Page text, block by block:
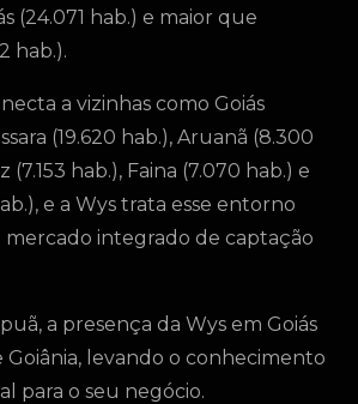
(24.071 hab.) e maior que
hab.).
a vizinhas como Goiás
(19.620 hab.), Aruanã (8.300
(7.153 hab.), Faina (7.070 hab.) e
e a Wys trata esse entorno
integrado de captação
a presença da Wys em Goiás
Goiânia, levando o conhecimento
para o seu negócio.